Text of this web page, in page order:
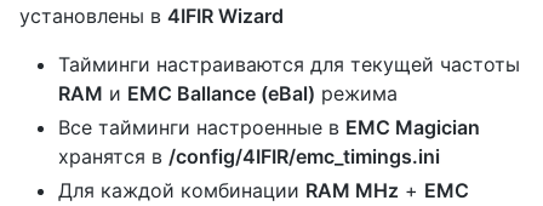
установлены в 4IFIR Wizard
Тайминги настраиваются для текущей частоты
RAM и EMC Ballance (eBal) режима
Все тайминги настроенные в EMC Magician
хранятся в /config/4IFIR/emc_timings.ini
Для каждой комбинации RAM MHz + EMC